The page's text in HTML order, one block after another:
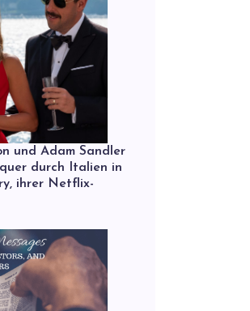
und Adam Sandler
durch Italien in
ihrer Netflix-